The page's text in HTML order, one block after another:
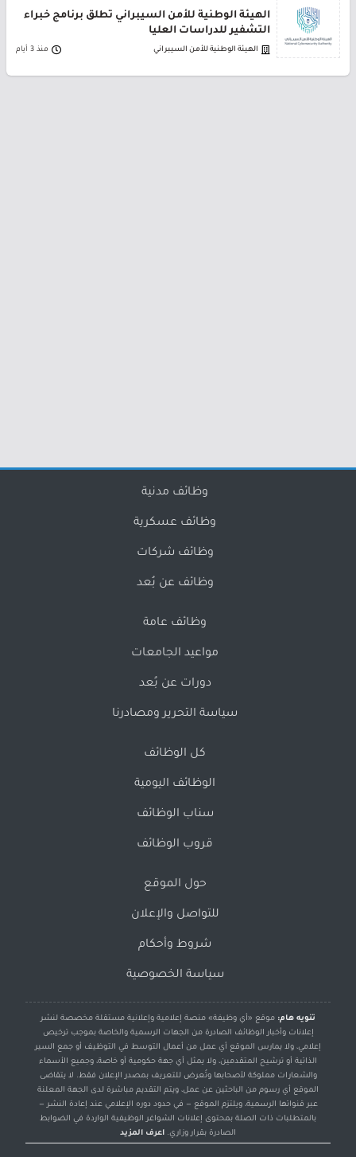
الهيئة الوطنية للأمن السيبراني تطلق برنامج خبراء
التشفير للدراسات العليا
الهيئة الوطنية للأمن السيبراني منذ 3 أيام
وظائف مدنية
وظائف عسكرية
وظائف شركات
وظائف عن بُعد
وظائف عامة
مواعيد الجامعات
دورات عن بُعد
سياسة التحرير ومصادرنا
كل الوظائف
الوظائف اليومية
سناب الوظائف
قروب الوظائف
حول الموقع
للتواصل والإعلان
شروط وأحكام
سياسة الخصوصية
تنويه هام: موقع «أي وظيفة» منصة إعلامية وإعلانية مستقلة مخصصة لنشر
إعلانات وأخبار الوظائف الصادرة من الجهات الرسمية والخاصة بموجب ترخيص
إعلامي، ولا يمارس الموقع أي عمل من أعمال التوسط في التوظيف أو جمع السير
الذاتية أو ترشيح المتقدمين، ولا يمثل أي جهة حكومية أو خاصة، وجميع الأسماء
والشعارات مملوكة لأصحابها وتُعرض للتعريف بمصدر الإعلان فقط. لا يتقاضى
الموقع أي رسوم من الباحثين عن عمل، ويتم التقديم مباشرة لدى الجهة المعلنة
عبر قنواتها الرسمية، ويلتزم الموقع — في حدود دوره الإعلامي عند إعادة النشر —
بالمتطلبات ذات الصلة بمحتوى إعلانات الشواغر الوظيفية الواردة في الضوابط
الصادرة بقرار وزاري. اعرف المزيد